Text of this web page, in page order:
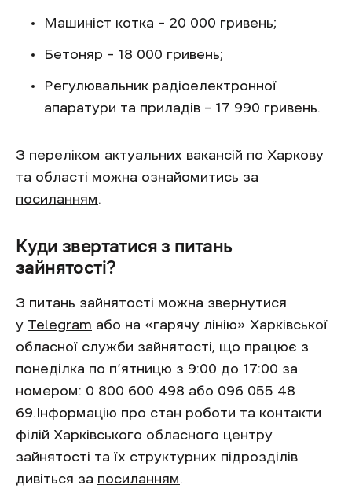
Машиніст котка – 20 000 гривень;
Бетоняр – 18 000 гривень;
Регулювальник радіоелектронної
апаратури та приладів – 17 990 гривень.
З переліком актуальних вакансій по Харкову
та області можна ознайомитись за
посиланням.
Куди звертатися з питань
зайнятості?
З питань зайнятості можна звернутися
у Telegram або на «гарячу лінію» Харківської
обласної служби зайнятості, що працює з
понеділка по п’ятницю з 9:00 до 17:00 за
номером: 0 800 600 498 або 096 055 48
69.Інформацію про стан роботи та контакти
філій Харківського обласного центру
зайнятості та їх структурних підрозділів
дивіться за посиланням.